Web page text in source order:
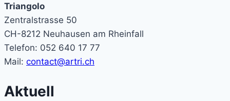
Triangolo
Zentralstrasse 50
CH-8212 Neuhausen am Rheinfall
Telefon: 052 640 17 77
Mail: contact@artri.ch
Aktuell